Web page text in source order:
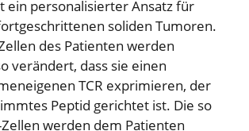
ein personalisierter Ansatz für
soliden Tumoren.
des Patienten werden
verändert, dass sie einen
TCR exprimieren, der
Peptid gerichtet ist. Die so
werden dem Patienten